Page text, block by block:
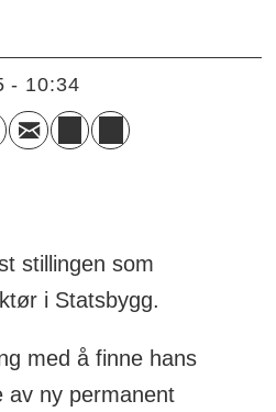
- 10:34
stillingen som
i Statsbygg.
med å finne hans
av ny permanent